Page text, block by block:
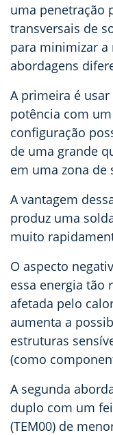
uma penetração
transversais de
para minimizar a
abordagens
A primeira é
potência com
configuração
de uma grande
em uma zona de
A vantagem
produz uma
muito
O aspecto
essa energia tão
afetada pelo
aumenta a
estruturas
(como
A segunda
duplo com um
(TEM00) de